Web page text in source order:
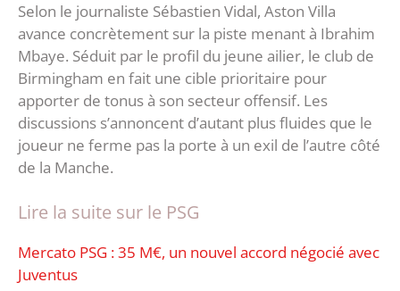
Selon le journaliste Sébastien Vidal, Aston Villa
avance concrètement sur la piste menant à Ibrahim
Mbaye. Séduit par le profil du jeune ailier, le club de
Birmingham en fait une cible prioritaire pour
apporter de tonus à son secteur offensif. Les
discussions s’annoncent d’autant plus fluides que le
joueur ne ferme pas la porte à un exil de l’autre côté
de la Manche.
Lire la suite sur le PSG
Mercato PSG : 35 M€, un nouvel accord négocié avec
Juventus